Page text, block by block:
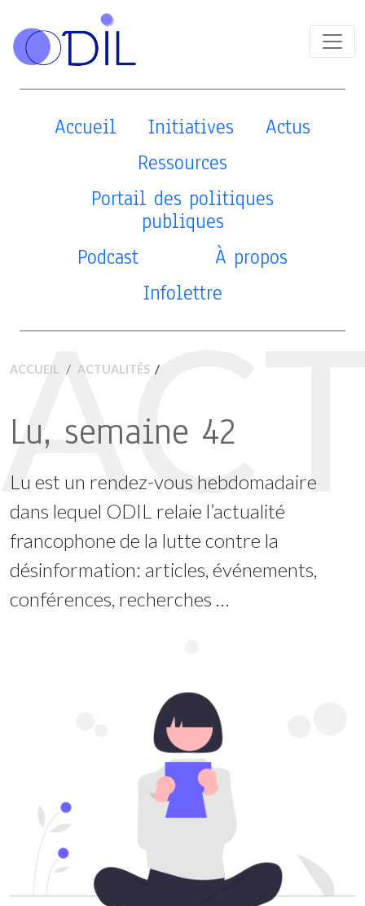
Accueil Initiatives
Actus
Ressources
Portail des politiques
publiques
Podcast
À propos
Infolettre
ACCUEIL ACTUALITÉS /
Lu, semaine 42
Lu est un rendez-vous hebdomadaire
dans lequel ODIL relaie l’actualité
francophone de la lutte contre la
désinformation: articles, événements,
conférences, recherches …